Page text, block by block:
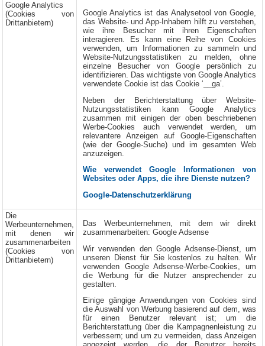
Google Analytics
(Cookies von
Drittanbietern)
Google Analytics ist das Analysetool von Google,
das Website- und App-Inhabern hilft zu verstehen,
wie ihre Besucher mit ihren Eigenschaften
interagieren. Es kann eine Reihe von Cookies
verwenden, um Informationen zu sammeln und
Website-Nutzungsstatistiken zu melden, ohne
einzelne Besucher von Google persönlich zu
identifizieren. Das wichtigste von Google Analytics
verwendete Cookie ist das Cookie ‘__ga’.
Neben der Berichterstattung über Website-
Nutzungsstatistiken kann Google Analytics
zusammen mit einigen der oben beschriebenen
Werbe-Cookies auch verwendet werden, um
relevantere Anzeigen auf Google-Eigenschaften
(wie der Google-Suche) und im gesamten Web
anzuzeigen.
Wie verwendet Google Informationen von
Websites oder Apps, die ihre Dienste nutzen?
Google-Datenschutzerklärung
Die
Werbeunternehmen,
mit denen wir
zusammenarbeiten
(Cookies von
Drittanbietern)
Das Werbeunternehmen, mit dem wir direkt
zusammenarbeiten: Google Adsense
Wir verwenden den Google Adsense-Dienst, um
unseren Dienst für Sie kostenlos zu halten. Wir
verwenden Google Adsense-Werbe-Cookies, um
die Werbung für die Nutzer ansprechender zu
gestalten.
Einige gängige Anwendungen von Cookies sind
die Auswahl von Werbung basierend auf dem, was
für einen Benutzer relevant ist; um die
Berichterstattung über die Kampagnenleistung zu
verbessern; und um zu vermeiden, dass Anzeigen